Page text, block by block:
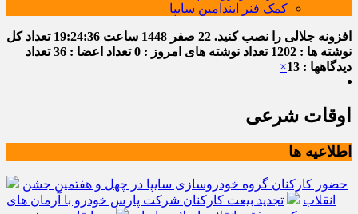
کمک فنر ایندامین سایپا
افزونه جلالی را نصب کنید. 22 صفر 1448 ساعت 19:24:37 تعداد کل
نوشته ها : 1202
تعداد نوشته های امروز : 0 تعداد اعضا : 36
تعداد
دیدگاهها : 13
×
اوقات شرعی
اطلاعیه ها
حضور کارکنان گروه خودروسازی سایپا در چهل و هفتمین جشن
انقلاب
تجدید بیعت کارکنان شرکت پارس خودرو با آرمان های